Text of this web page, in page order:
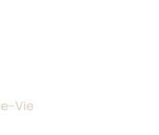
Vie